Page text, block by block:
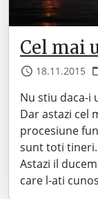
Cel mai
18.11.2015
Nu stiu daca-i
Dar astazi cel
procesiune
sunt toti
Astazi il
care l-ati